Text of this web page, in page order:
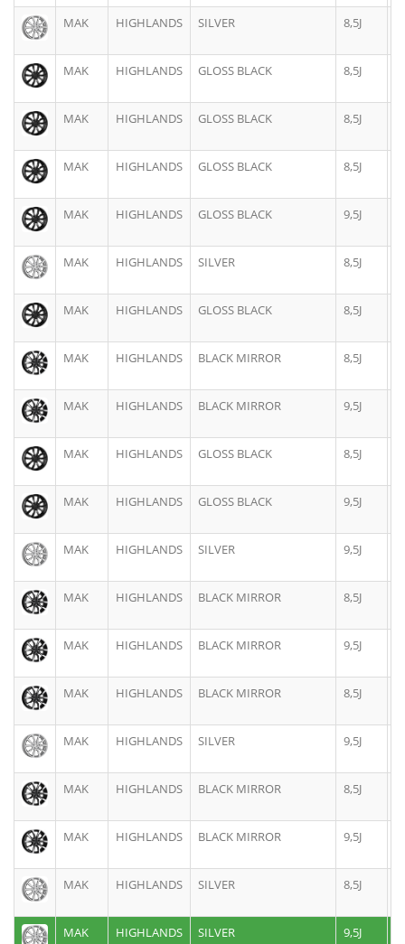
MAK HIGHLANDS SILVER 8,5J
MAK HIGHLANDS GLOSS BLACK 8,5J
MAK HIGHLANDS GLOSS BLACK 8,5J
MAK HIGHLANDS GLOSS BLACK 8,5J
MAK HIGHLANDS GLOSS BLACK 9,5J
MAK HIGHLANDS SILVER 8,5J
MAK HIGHLANDS GLOSS BLACK 8,5J
MAK HIGHLANDS BLACK MIRROR 8,5J
MAK HIGHLANDS BLACK MIRROR 9,5J
MAK HIGHLANDS GLOSS BLACK 8,5J
MAK HIGHLANDS GLOSS BLACK 9,5J
MAK HIGHLANDS SILVER 9,5J
MAK HIGHLANDS BLACK MIRROR 8,5J
MAK HIGHLANDS BLACK MIRROR 9,5J
MAK HIGHLANDS BLACK MIRROR 8,5J
MAK HIGHLANDS SILVER 9,5J
MAK HIGHLANDS BLACK MIRROR 8,5J
MAK HIGHLANDS BLACK MIRROR 9,5J
MAK HIGHLANDS SILVER 8,5J
MAK HIGHLANDS SILVER 9,5J